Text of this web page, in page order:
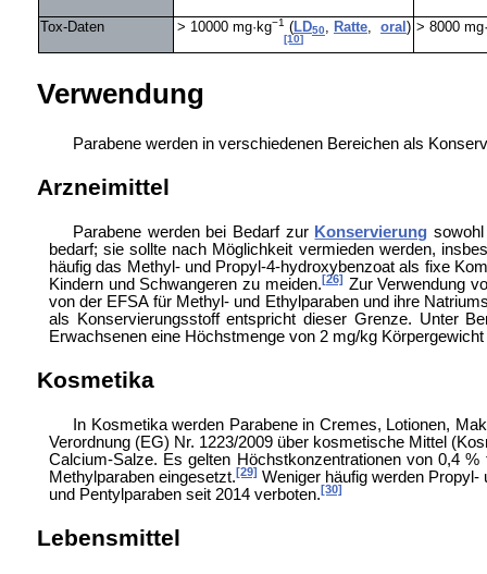
Tox-Daten > 10000 mg·kg−1 (LD50, Ratte, oral)
[10]
> 8000
Verwendung
Parabene werden in verschiedenen Bereichen als
Arzneimittel
Parabene werden bei Bedarf zur Konservierung
bedarf; sie sollte nach Möglichkeit vermieden werden,
häufig das Methyl- und Propyl-4-hydroxybenzoat als fixe
Kindern und Schwangeren zu meiden.[26] Zur Verwendung
von der EFSA für Methyl- und Ethylparaben und ihre
als Konservierungsstoff entspricht dieser Grenze. Unter
Erwachsenen eine Höchstmenge von 2 mg/kg Körpergewicht
Kosmetika
In Kosmetika werden Parabene in Cremes, Lotionen,
Verordnung (EG) Nr. 1223/2009 über kosmetische Mittel
Calcium-Salze. Es gelten Höchstkonzentrationen von 0,4
Methylparaben eingesetzt.[29] Weniger häufig werden
und Pentylparaben seit 2014 verboten.[30]
Lebensmittel